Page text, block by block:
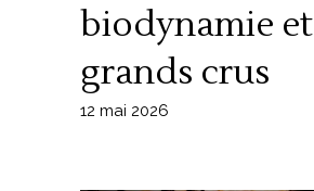
biodynamie et
grands crus
12 mai 2026